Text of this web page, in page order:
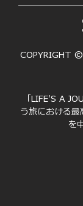
COPYRIGHT
「LIFE'S A
う旅における
を